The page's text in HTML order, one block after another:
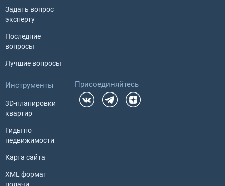
Задать вопрос
эксперту
Последние
вопросы
Лучшие вопросы
Инструменты
3D-планировки
квартир
Гиды по
недвижимости
Карта сайта
XML формат
Присоединяйтесь